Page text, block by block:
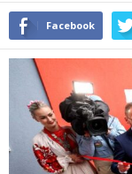
Facebook